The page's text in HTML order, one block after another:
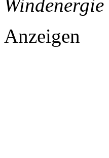
Windenergie
Anzeigen